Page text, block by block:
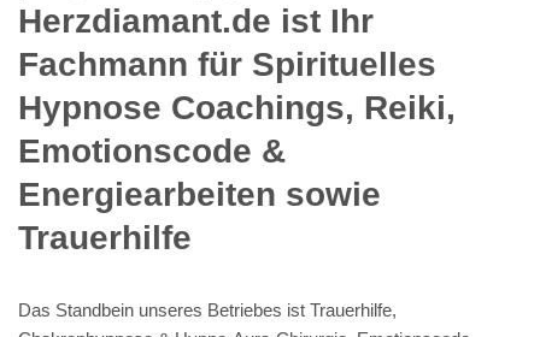
Herzdiamant.de ist Ihr
Fachmann für Spirituelles
Hypnose Coachings, Reiki,
Emotionscode &
Energiearbeiten sowie
Trauerhilfe
Das Standbein unseres Betriebes ist Trauerhilfe,